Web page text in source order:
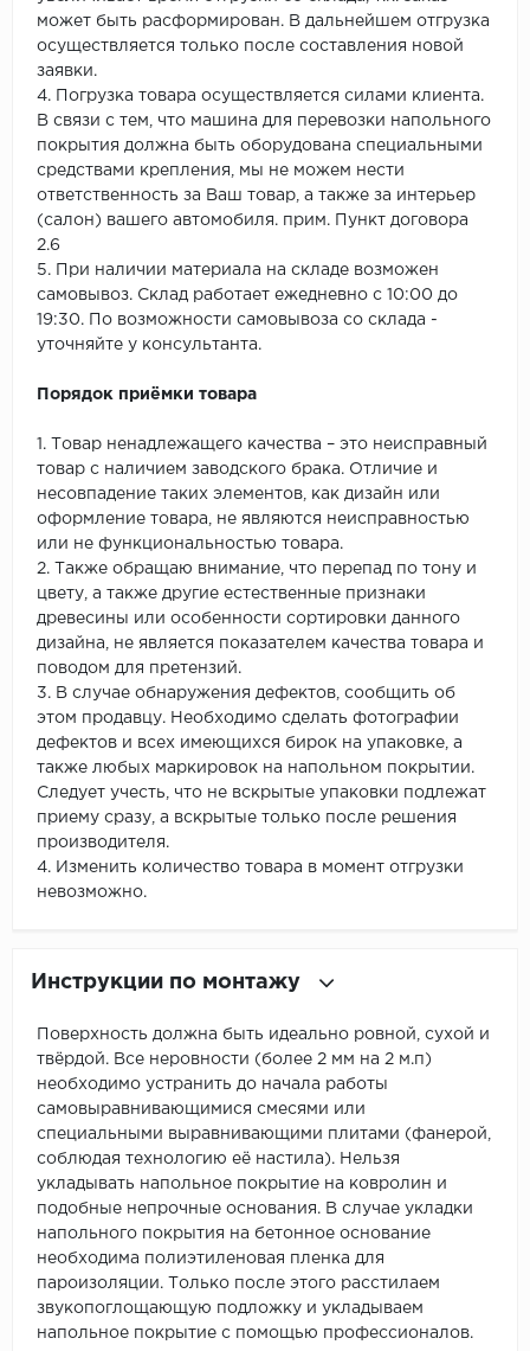
может быть расформирован. В дальнейшем отгрузка
осуществляется только после составления новой
заявки.
4. Погрузка товара осуществляется силами клиента.
В связи с тем, что машина для перевозки напольного
покрытия должна быть оборудована специальными
средствами крепления, мы не можем нести
ответственность за Ваш товар, а также за интерьер
(салон) вашего автомобиля. прим. Пункт договора
2.6
5. При наличии материала на складе возможен
самовывоз. Склад работает ежедневно с 10:00 до
19:30. По возможности самовывоза со склада -
уточняйте у консультанта.
Порядок приёмки товара
1. Товар ненадлежащего качества – это неисправный
товар с наличием заводского брака. Отличие и
несовпадение таких элементов, как дизайн или
оформление товара, не являются неисправностью
или не функциональностью товара.
2. Также обращаю внимание, что перепад по тону и
цвету, а также другие естественные признаки
древесины или особенности сортировки данного
дизайна, не является показателем качества товара и
поводом для претензий.
3. В случае обнаружения дефектов, сообщить об
этом продавцу. Необходимо сделать фотографии
дефектов и всех имеющихся бирок на упаковке, а
также любых маркировок на напольном покрытии.
Следует учесть, что не вскрытые упаковки подлежат
приему сразу, а вскрытые только после решения
производителя.
4. Изменить количество товара в момент отгрузки
невозможно.
Инструкции по монтажу
Поверхность должна быть идеально ровной, сухой и
твёрдой. Все неровности (более 2 мм на 2 м.п)
необходимо устранить до начала работы
самовыравнивающимися смесями или
специальными выравнивающими плитами (фанерой,
соблюдая технологию её настила). Нельзя
укладывать напольное покрытие на ковролин и
подобные непрочные основания. В случае укладки
напольного покрытия на бетонное основание
необходима полиэтиленовая пленка для
пароизоляции. Только после этого расстилаем
звукопоглощающую подложку и укладываем
напольное покрытие с помощью профессионалов.